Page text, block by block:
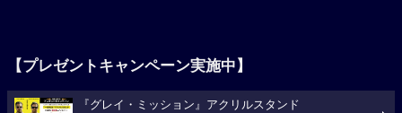
【プレゼントキャンペーン実施中】
『グレイ・ミッション』アクリルスタンド